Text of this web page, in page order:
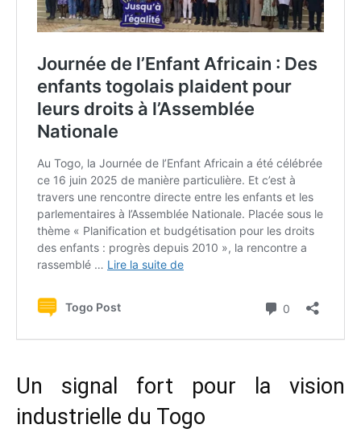
Un signal fort pour la vision
industrielle du Togo